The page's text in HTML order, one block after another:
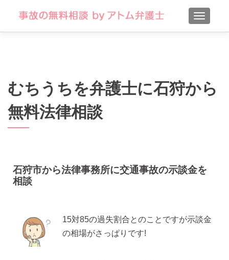
むちうちを弁護士に石狩から
無料法律相談
石狩市から法律事務所に交通事故の示談金を
相談
15対85の過失割合とのことですが示談金
の相場がさっぱりです!